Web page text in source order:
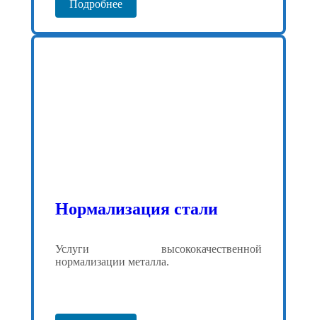
Подробнее
Нормализация стали
Услуги высококачественной
нормализации металла.